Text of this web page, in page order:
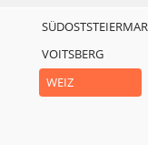
VOITSBERG
WEIZ